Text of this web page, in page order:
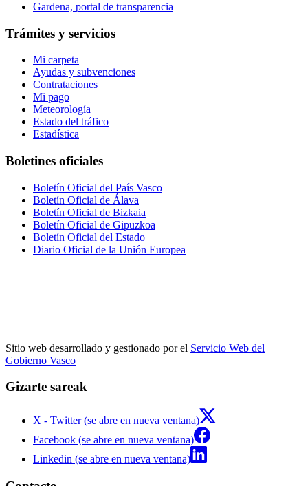
Gardena, portal de transparencia
Trámites y servicios
Mi carpeta
Ayudas y subvenciones
Contrataciones
Mi pago
Meteorología
Estado del tráfico
Estadística
Boletines oficiales
Boletín Oficial del País Vasco
Boletín Oficial de Álava
Boletín Oficial de Bizkaia
Boletín Oficial de Gipuzkoa
Boletín Oficial del Estado
Diario Oficial de la Unión Europea
Sitio web desarrollado y gestionado por el Servicio Web del
Gobierno Vasco
Gizarte sareak
X - Twitter (se abre en nueva ventana)
Facebook (se abre en nueva ventana)
Linkedin (se abre en nueva ventana)